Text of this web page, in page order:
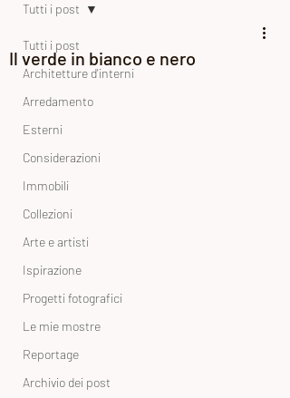
Tutti i post
Architetture d'interni
Arredamento
Esterni
Considerazioni
Immobili
Collezioni
Arte e artisti
Ispirazione
Progetti fotografici
Le mie mostre
Reportage
Archivio dei post
Tutti i post
Il verde in bianco e nero